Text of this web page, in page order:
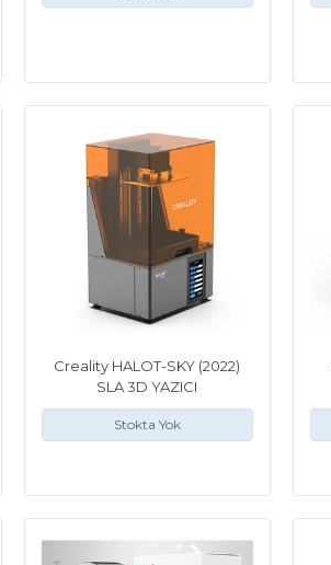
Creality HALOT-SKY (2022)
SLA 3D YAZICI
Stokta Yok